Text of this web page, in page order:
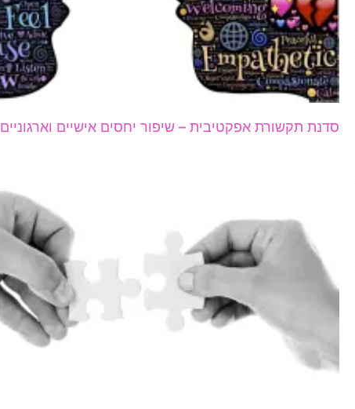
סדנת תקשורת אפקטיבית – שיפור יחסים אישיים וארגוניים